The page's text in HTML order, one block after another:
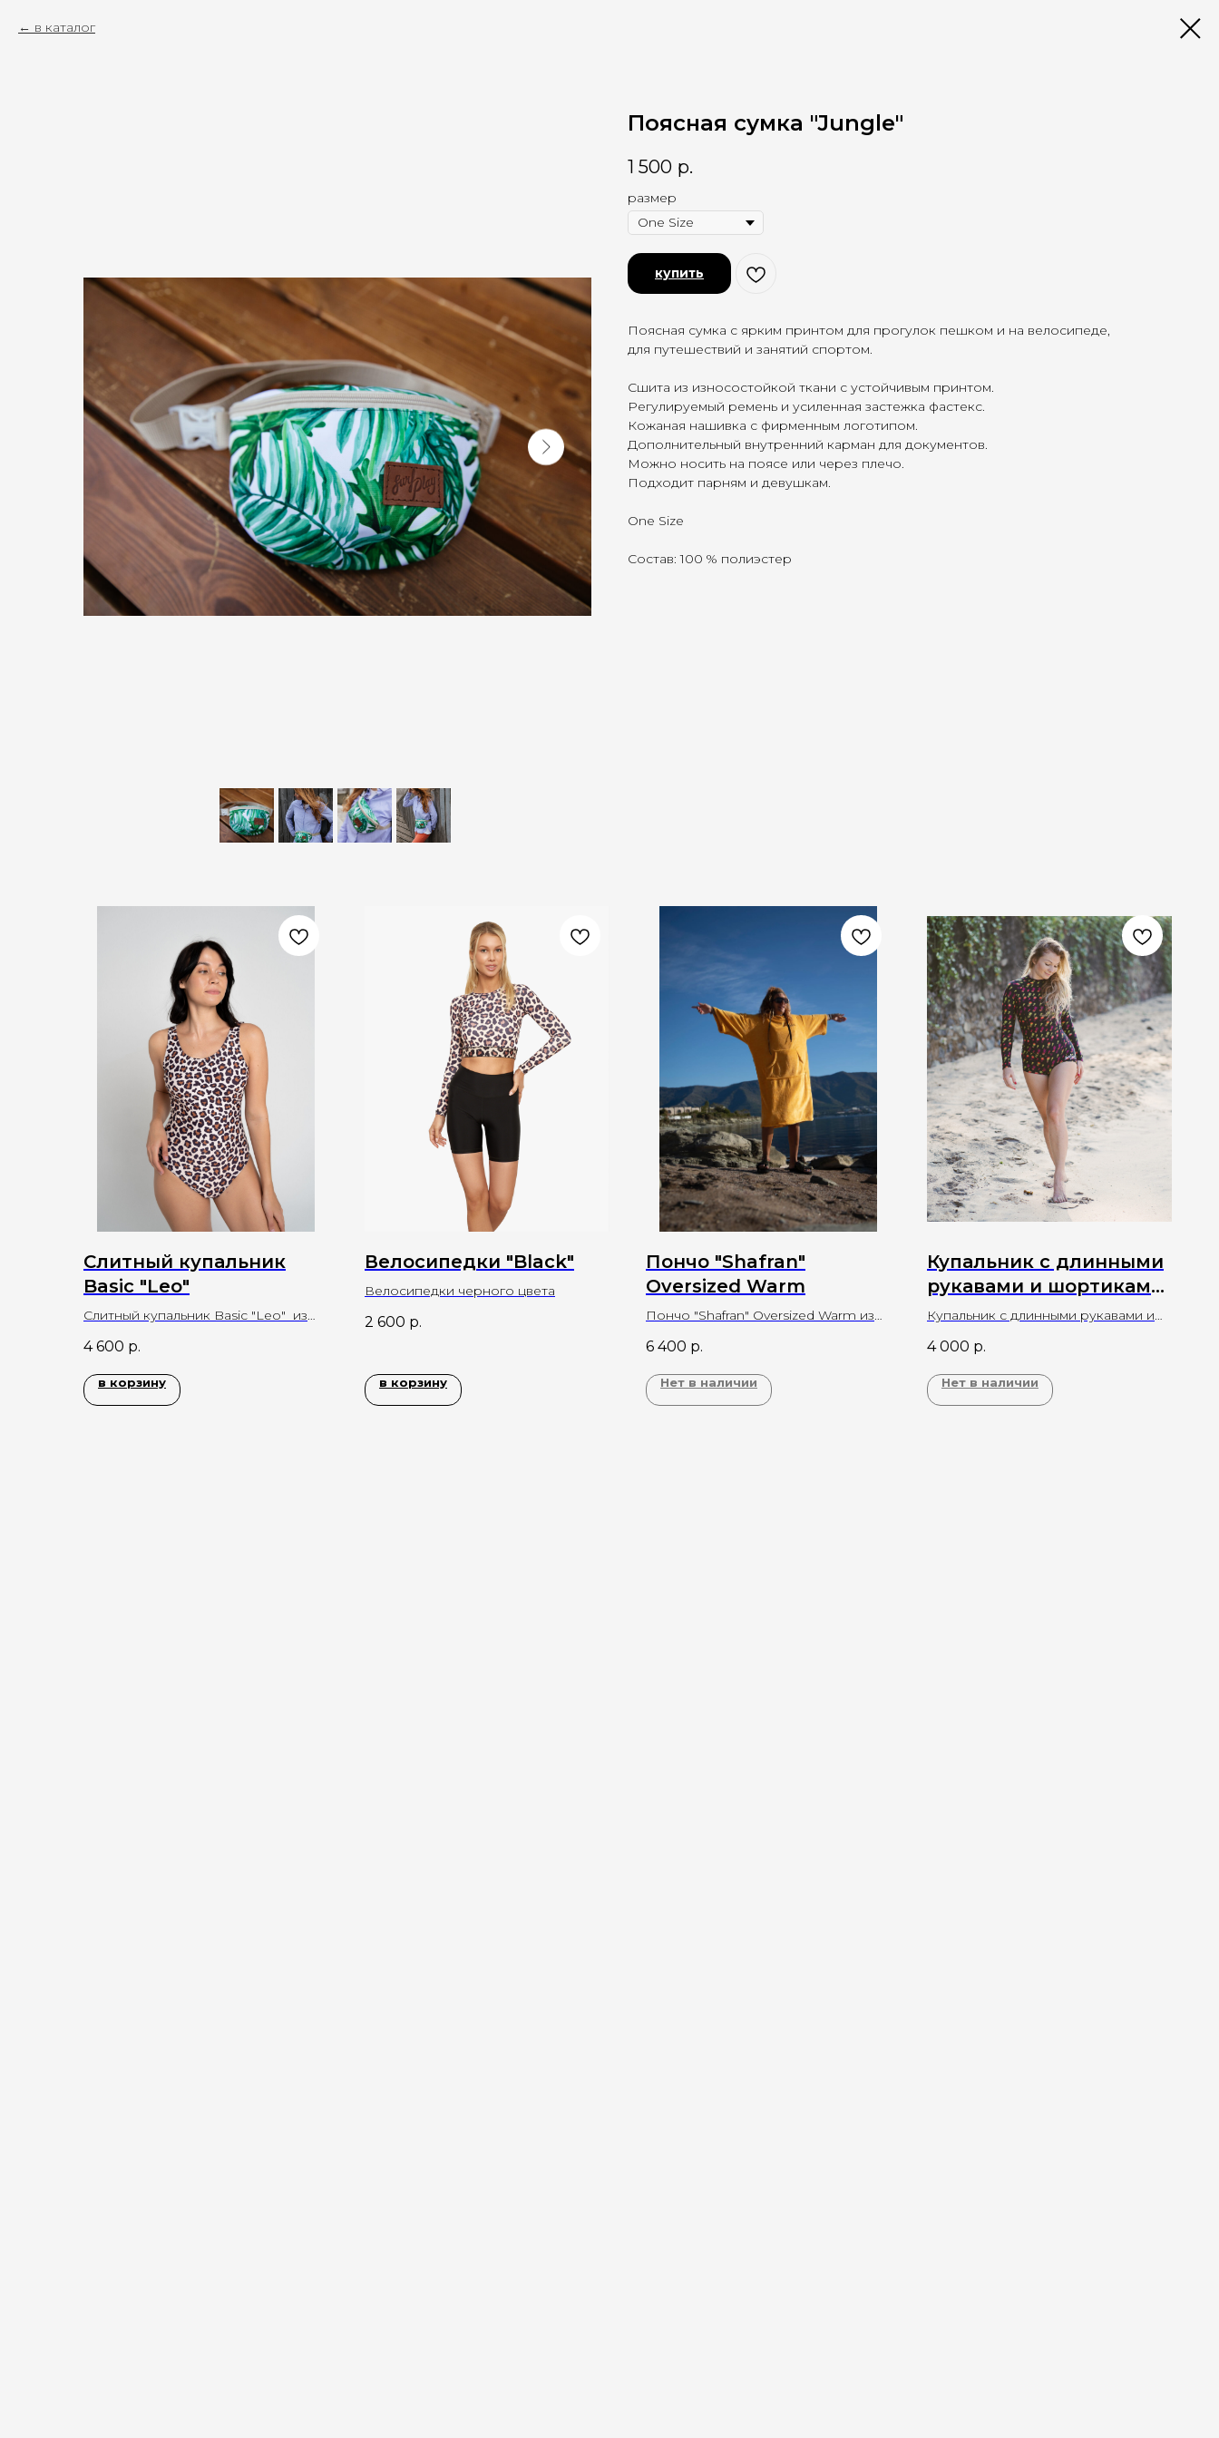
в каталог
Поясная сумка "Jungle"
1 500 р.
размер
купить
Поясная сумка с ярким принтом для прогулок пешком и на велосипеде,
для путешествий и занятий спортом.
Сшита из износостойкой ткани с устойчивым принтом.
Регулируемый ремень и усиленная застежка фастекс.
Кожаная нашивка с фирменным логотипом.
Дополнительный внутренний карман для документов.
Можно носить на поясе или через плечо.
Подходит парням и девушкам.
One Size
Состав: 100 % полиэстер
Слитный купальник
Basic "Leo"
Слитный купальник Basic "Leo" из
спиной
4 600 р.
в корзину
Велосипедки "Black"
Велосипедки черного цвета
2 600 р.
в корзину
Пончо "Shafran"
Oversized Warm
Пончо "Shafran" Oversized Warm из
цвета
6 400 р.
Нет в наличии
Купальник c длинными
рукавами и шортиками
"Pinaapple Breeze"
Купальник c длинными рукавами и
4 000 р.
Нет в наличии